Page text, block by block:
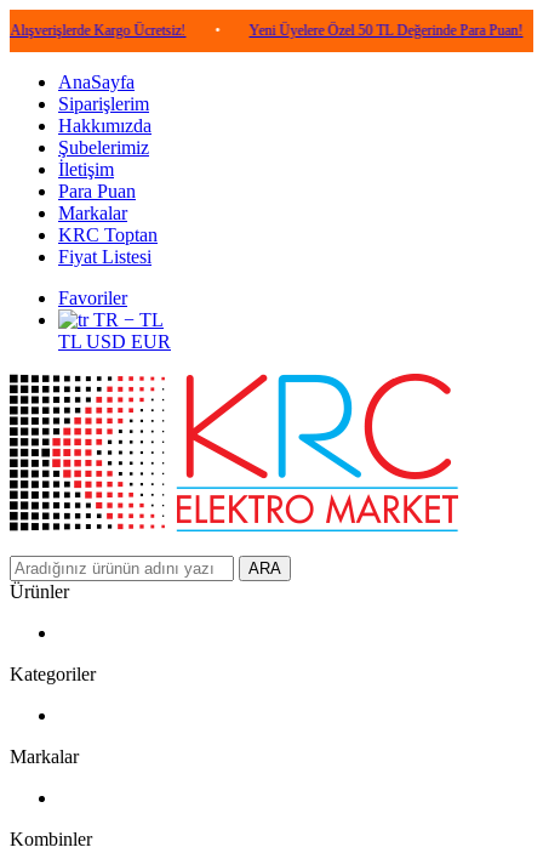
Kargo Ücretsiz! • Yeni Üyelere Özel 50 TL Değerinde Para Puan! •
AnaSayfa
Siparişlerim
Hakkımızda
Şubelerimiz
İletişim
Para Puan
Markalar
KRC Toptan
Fiyat Listesi
Favoriler
TR − TL
TL USD EUR
ARA
Ürünler
Kategoriler
Markalar
Kombinler